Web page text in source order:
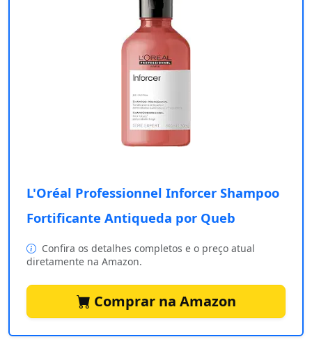
L'Oréal Professionnel Inforcer Shampoo
Fortificante Antiqueda por Queb
Confira os detalhes completos e o preço atual
diretamente na Amazon.
Comprar na Amazon